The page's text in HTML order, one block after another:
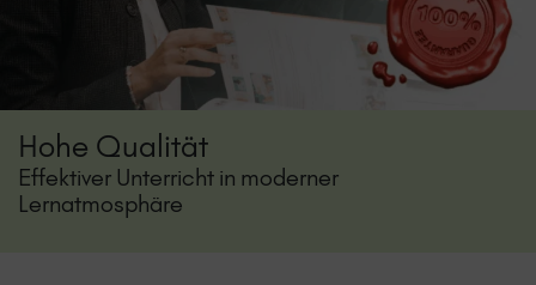
Hohe Qualität
Effektiver Unterricht in moderner
Lernatmosphäre